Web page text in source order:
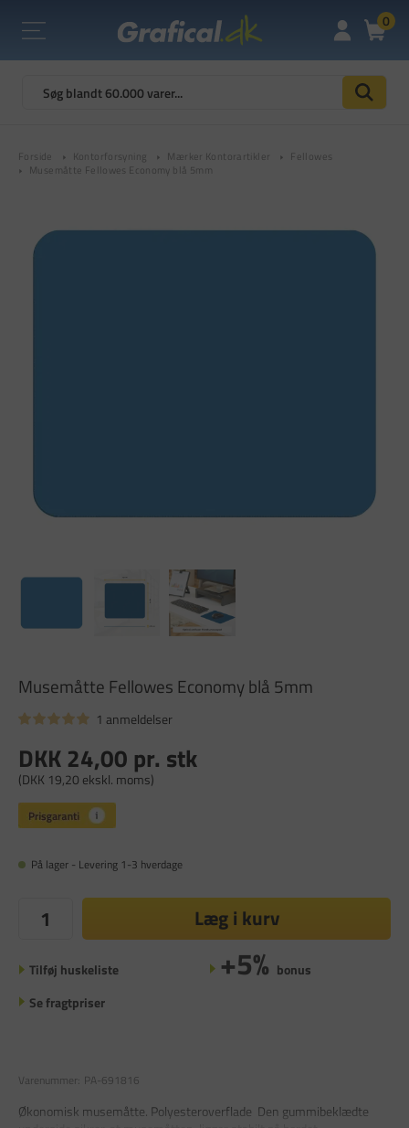
0
Forside Kontorforsyning Mærker Kontorartikler
Fellowes
Musemåtte Fellowes Economy blå 5mm
Musemåtte Fellowes Economy blå 5mm
1 anmeldelser
DKK 24,00 pr. stk
(DKK 19,20 ekskl. moms)
På lager - Levering 1-3 hverdage
Læg i kurv
Tilføj huskeliste +5% bonus
Se fragtpriser
Varenummer: PA-691816
Økonomisk musemåtte. Polyesteroverflade Den gummibeklædte